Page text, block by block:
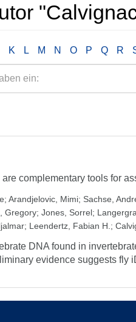
K L M N O P Q R
complementary tools for
; Arandjelovic, Mimi; Sachse,
Gregory; Jones, Sorrel;
; Leendertz, Fabian H. ;
DNA found in
evidence suggests fly